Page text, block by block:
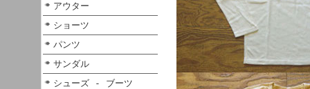
アウター
ショーツ
パンツ
サンダル
シューズ - ブーツ